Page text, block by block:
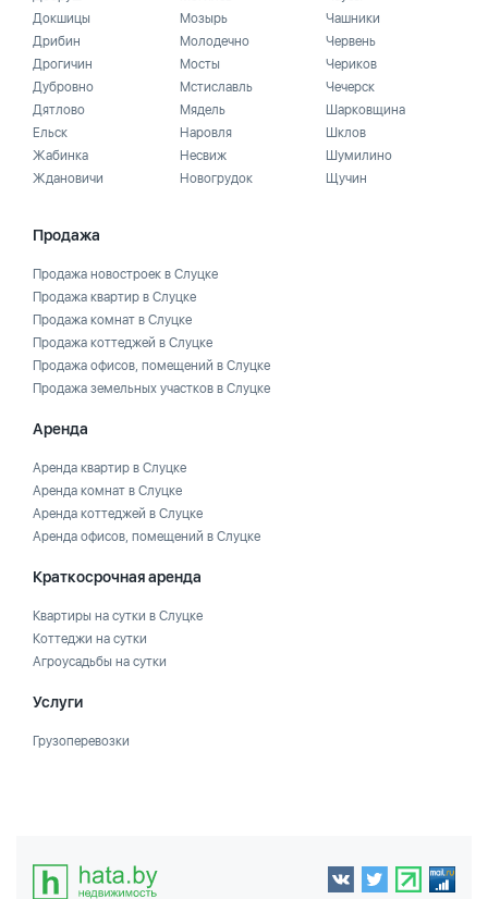
Докшицы
Дрибин
Дрогичин
Дубровно
Дятлово
Ельск
Жабинка
Ждановичи
Мозырь
Молодечно
Мосты
Мстиславль
Мядель
Наровля
Несвиж
Новогрудок
Чашники
Червень
Чериков
Чечерск
Шарковщина
Шклов
Шумилино
Щучин
Продажа
Продажа новостроек в Слуцке
Продажа квартир в Слуцке
Продажа комнат в Слуцке
Продажа коттеджей в Слуцке
Продажа офисов, помещений в Слуцке
Продажа земельных участков в Слуцке
Аренда
Аренда квартир в Слуцке
Аренда комнат в Слуцке
Аренда коттеджей в Слуцке
Аренда офисов, помещений в Слуцке
Краткосрочная аренда
Квартиры на сутки в Слуцке
Коттеджи на сутки
Агроусадьбы на сутки
Услуги
Грузоперевозки